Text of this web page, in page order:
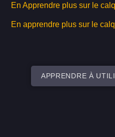
En Apprendre plus sur le
En apprendre plus sur le
APPRENDRE À